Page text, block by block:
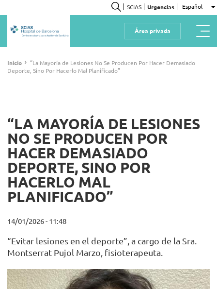
al
contenido
principal
Buscar
SCIAS Urgencias Español
Centro exclusivo para Assistència Sanitària
Área privada
Ruta
de
Inicio › “La Mayoría de Lesiones No Se Producen Por Hacer Demasiado
Deporte, Sino Por Hacerlo Mal Planificado”
“LA MAYORÍA DE LESIONES
NO SE PRODUCEN POR
HACER DEMASIADO
DEPORTE, SINO POR
HACERLO MAL
PLANIFICADO”
14/01/2026 - 11:48
“Evitar lesiones en el deporte”, a cargo de la Sra.
Montserrat Pujol Marzo, fisioterapeuta.